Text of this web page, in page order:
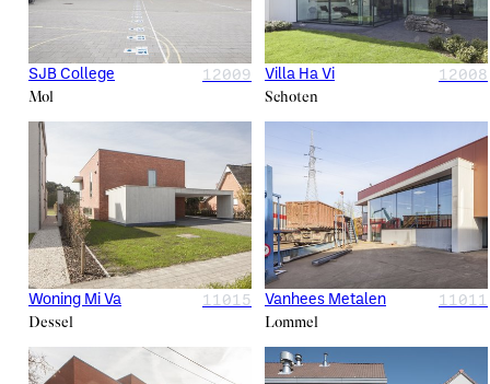
SJB College
12009
Mol
Villa Ha Vi
12008
Schoten
Woning Mi Va
11015
Dessel
Vanhees Metalen
11011
Lommel